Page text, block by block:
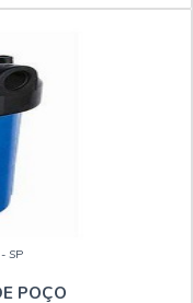
SP
POÇO